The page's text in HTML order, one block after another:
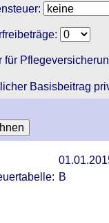
für
Basisbeitrag
B